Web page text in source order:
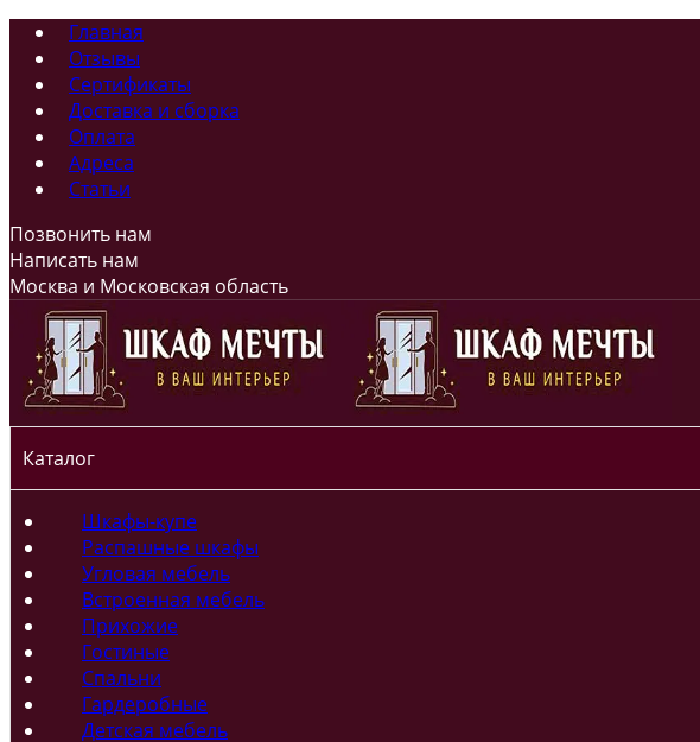
Главная
Отзывы
Сертификаты
Доставка и сборка
Оплата
Адреса
Статьи
Позвонить нам
Написать нам
Москва и Московская область
Каталог
Шкафы-купе
Распашные шкафы
Угловая мебель
Встроенная мебель
Прихожие
Гостиные
Спальни
Гардеробные
Детская мебель